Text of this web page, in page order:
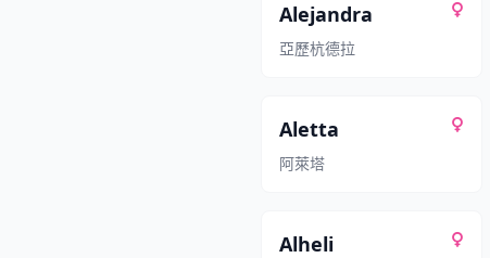
Alejandra
亞歷杭德拉
Aletta
阿萊塔
Alheli